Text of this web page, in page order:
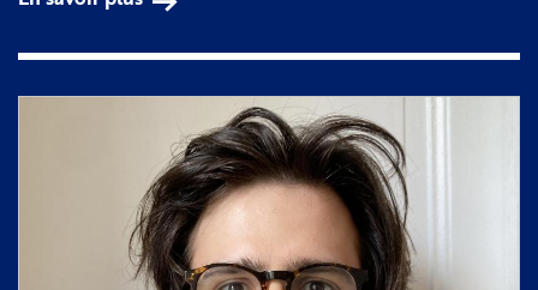
Lancement
projets
Recherche
2026
!